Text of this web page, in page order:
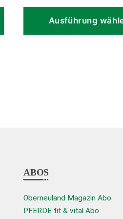
Dieses
weist
Produktseite
gewählt
werden
Ausführung
ABOS
Oberneuland Magazin Abo
PFERDE fit & vital Abo